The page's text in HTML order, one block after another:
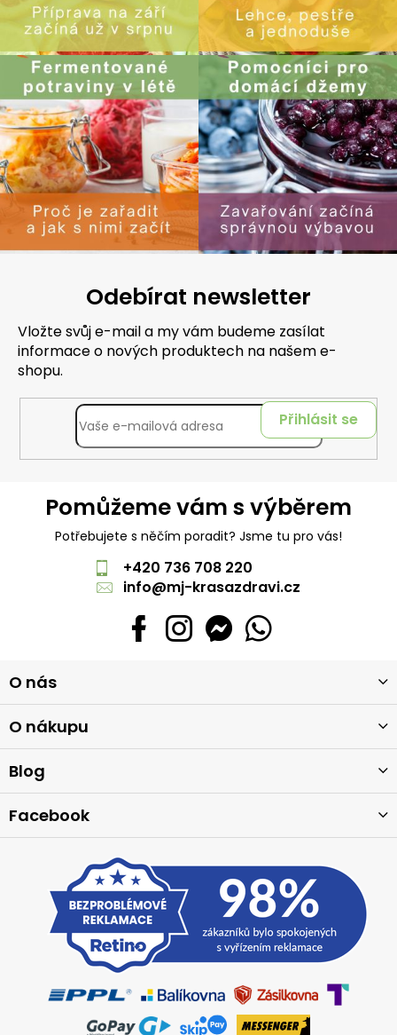
Odebírat newsletter
Vložte svůj e-mail a my vám budeme zasílat
informace o nových produktech na našem e-
shopu.
Přihlásit se
Pomůžeme vám s výběrem
Potřebujete s něčím poradit? Jsme tu pro vás!
+420 736 708 220
info@mj-krasazdravi.cz
á
p
a
t
O nás
O nákupu
Blog
Facebook